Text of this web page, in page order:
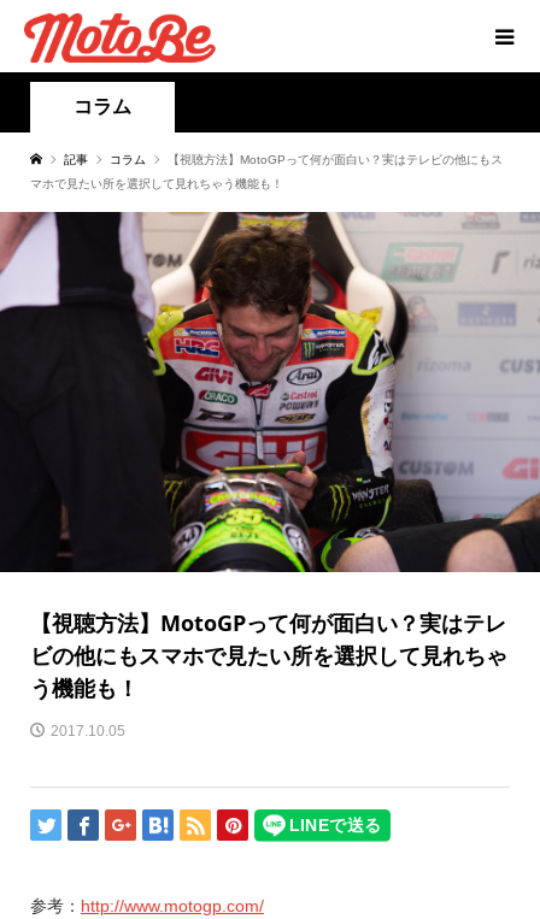
コラム
記事 コラム
【視聴方法】MotoGPって何が面白い？実はテレビの他にもス
マホで見たい所を選択して見れちゃう機能も！
【視聴方法】MotoGPって何が面白い？実はテレ
ビの他にもスマホで見たい所を選択して見れちゃ
う機能も！
2017.10.05
参考： http://www.motogp.com/